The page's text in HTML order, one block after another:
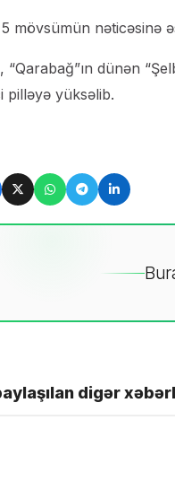
mövsümün nəticəsinə
“Qarabağ”ın dünən
pilləyə yüksəlib.
digər